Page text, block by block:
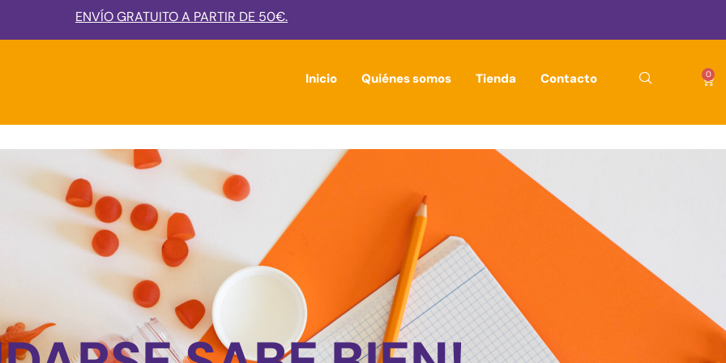
ENVÍO GRATUITO A PARTIR DE 50€.
Inicio Quiénes somos Tienda Contacto 0